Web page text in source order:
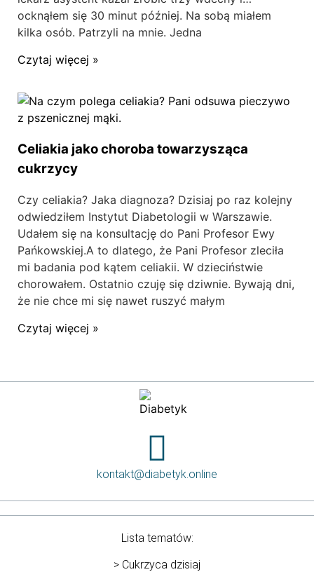
ocknąłem się 30 minut później. Na sobą miałem
kilka osób. Patrzyli na mnie. Jedna
Czytaj więcej »
Celiakia jako choroba towarzysząca
cukrzycy
Czy celiakia? Jaka diagnoza? Dzisiaj po raz kolejny
odwiedziłem Instytut Diabetologii w Warszawie.
Udałem się na konsultację do Pani Profesor Ewy
Pańkowskiej.A to dlatego, że Pani Profesor zleciła
mi badania pod kątem celiakii. W dzieciństwie
chorowałem. Ostatnio czuję się dziwnie. Bywają dni,
że nie chce mi się nawet ruszyć małym
Czytaj więcej »
kontakt@diabetyk.online
Lista tematów:
> Cukrzyca dzisiaj